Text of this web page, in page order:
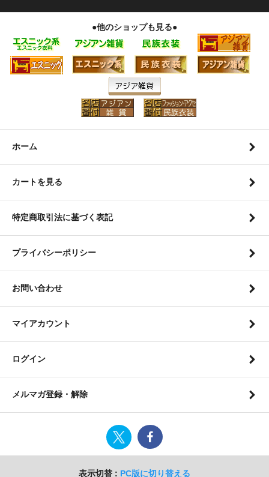
●他のショップも見る●
ホーム
カートを見る
特定商取引法に基づく表記
プライバシーポリシー
お問い合わせ
マイアカウント
ログイン
メルマガ登録・解除
表示切替 : PC版に切り替える